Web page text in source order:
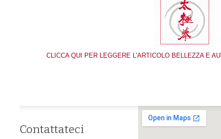
CLICCA QUI PER LEGGERE L’ARTICOLO BELLEZZA E
Contattateci